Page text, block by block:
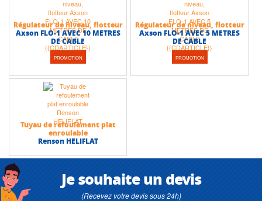
PROMOTION
Régulateur de niveau, flotteur
Axson FLO-1 AVEC 10 METRES
DE CABLE
PROMOTION
Régulateur de niveau, flotteur
Axson FLO-1 AVEC 5 METRES
DE CABLE
Tuyau de refoulement plat
enroulable
Renson HELIFLAT
Je souhaite un devis
(Recevez votre devis sous 24h)